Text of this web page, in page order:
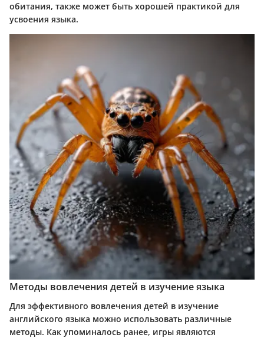
обитания, также может быть хорошей практикой для
усвоения языка.
Методы вовлечения детей в изучение языка
Для эффективного вовлечения детей в изучение
английского языка можно использовать различные
методы. Как упоминалось ранее, игры являются